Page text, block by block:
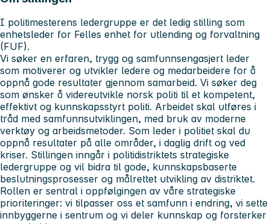
I politimesterens ledergruppe er det ledig stilling som
enhetsleder for Felles enhet for utlending og forvaltning
(FUF).
Vi søker en erfaren, trygg og samfunnsengasjert leder
som motiverer og utvikler ledere og medarbeidere for å
oppnå gode resultater gjennom samarbeid. Vi søker deg
som ønsker å videreutvikle norsk politi til et kompetent,
effektivt og kunnskapsstyrt politi. Arbeidet skal utføres i
tråd med samfunnsutviklingen, med bruk av moderne
verktøy og arbeidsmetoder. Som leder i politiet skal du
oppnå resultater på alle områder, i daglig drift og ved
kriser. Stillingen inngår i politidistriktets strategiske
ledergruppe og vil bidra til gode, kunnskapsbaserte
beslutningsprosesser og målrettet utvikling av distriktet.
Rollen er sentral i oppfølgingen av våre strategiske
prioriteringer: vi tilpasser oss et samfunn i endring, vi sette
innbyggerne i sentrum og vi deler kunnskap og forsterker